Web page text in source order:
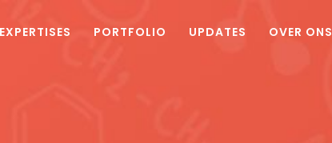
EXPERTISES PORTFOLIO UPDATES OVER ONS